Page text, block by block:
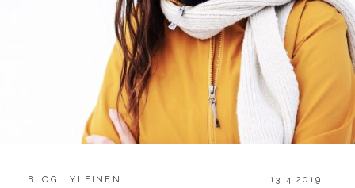
CATEGORIES:
BLOGI ,YLEINEN
POSTED
13.4.2019